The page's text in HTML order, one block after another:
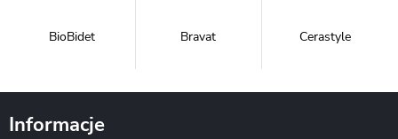
BioBidet Bravat Cerastyle
Informacje